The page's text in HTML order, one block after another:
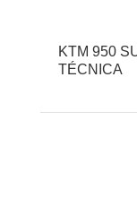
KTM 950
TÉCNICA